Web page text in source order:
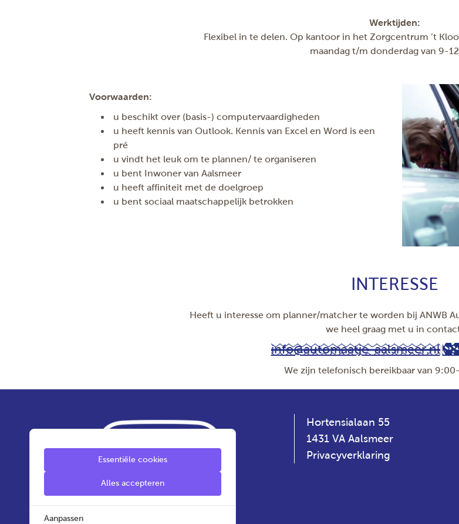
Werktijden:
Flexibel in te delen. Op kantoor in het Zorgcentrum ’t
maandag t/m donderdag van 9-
Voorwaarden:
u beschikt over (basis-) computervaardigheden
u heeft kennis van Outlook. Kennis van Excel en Word is een
pré
u vindt het leuk om te plannen/ te organiseren
u bent Inwoner van Aalsmeer
u heeft affiniteit met de doelgroep
u bent sociaal maatschappelijk betrokken
INTERESSE
Heeft u interesse om planner/matcher te worden bij ANWB
we heel graag met u in
info@automaatje-aalsmeer.nl
We zijn telefonisch bereikbaar van
Hortensialaan 55
1431 VA Aalsmeer
Privacyverklaring
Essentiële cookies
Alles accepteren
Aanpassen